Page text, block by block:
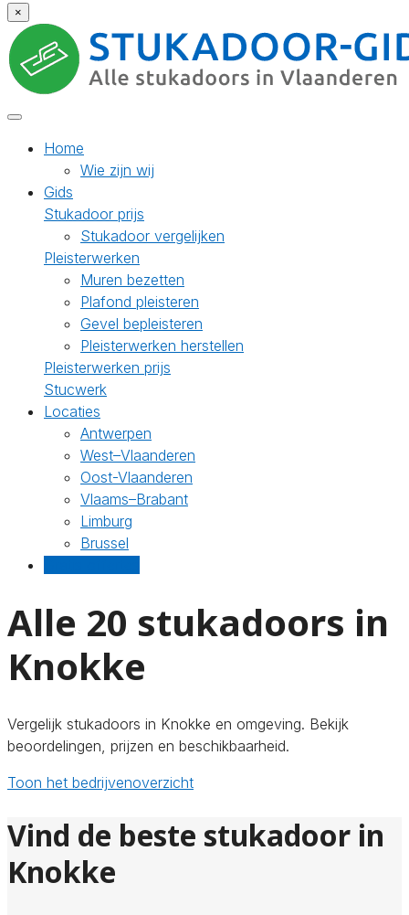
×
Home
Wie zijn wij
Gids
Stukadoor prijs
Stukadoor vergelijken
Pleisterwerken
Muren bezetten
Plafond pleisteren
Gevel bepleisteren
Pleisterwerken herstellen
Pleisterwerken prijs
Stucwerk
Locaties
Antwerpen
West–Vlaanderen
Oost-Vlaanderen
Vlaams–Brabant
Limburg
Brussel
Alle 20 stukadoors in
Knokke
Vergelijk stukadoors in Knokke en omgeving. Bekijk
beoordelingen, prijzen en beschikbaarheid.
Toon het bedrijvenoverzicht
Vind de beste stukadoor in
Knokke